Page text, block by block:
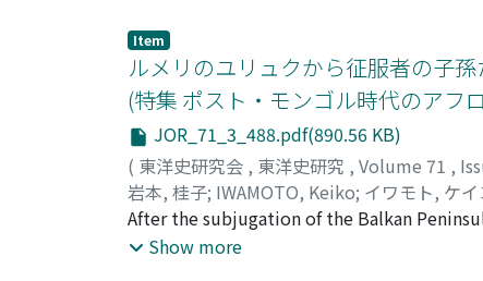
Item
ルメリのユリュクから征服者の子
(特集 ポスト・モンゴル時代のアフ
JOR_71_3_488.pdf(890.56 KB)
( 東洋史研究会 , 東洋史研究 , Volume 71 ,
岩本, 桂子; IWAMOTO, Keiko; イワモト, ケイ
After the subjugation of the Balkan
Peninsula, which was named Rumeli.
Show more